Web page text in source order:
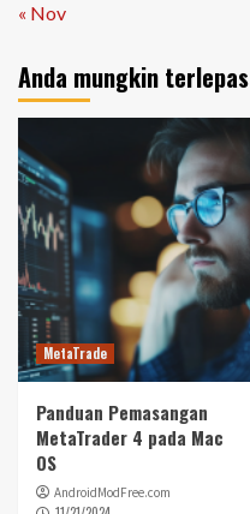
« Nov
Anda mungkin terlepas
MetaTrade
Panduan Pemasangan
MetaTrader 4 pada Mac
OS
AndroidModFree.com